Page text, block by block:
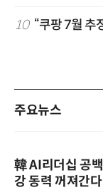
10 “쿠팡 7월 추
주요뉴스
韓 AI리더십 공
강 동력 꺼져간다